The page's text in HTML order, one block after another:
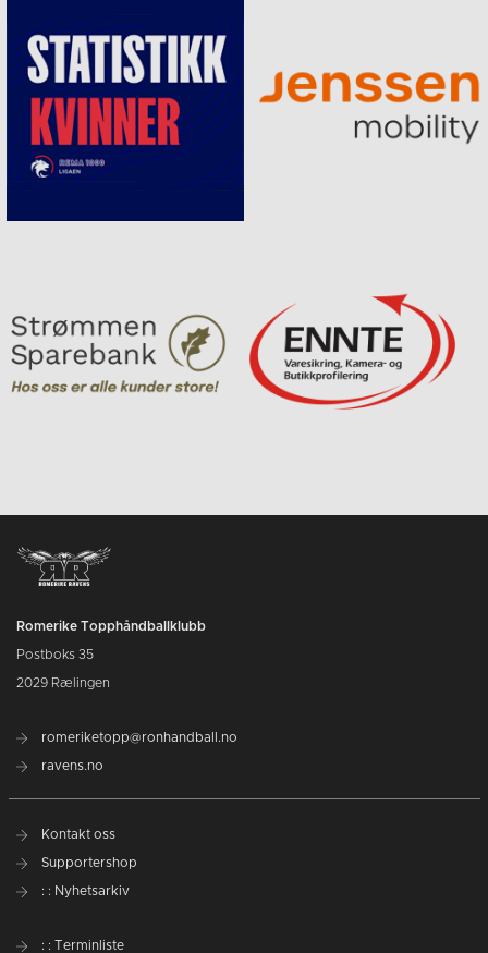
Romerike Topphåndballklubb
Postboks 35
2029 Rælingen
romeriketopp@ronhandball.no
ravens.no
Kontakt oss
Supportershop
: : Nyhetsarkiv
: : Terminliste